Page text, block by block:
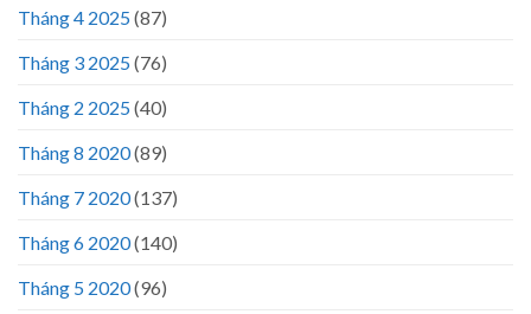
Tháng 4 2025(87)
Tháng 3 2025(76)
Tháng 2 2025(40)
Tháng 8 2020(89)
Tháng 7 2020(137)
Tháng 6 2020(140)
Tháng 5 2020(96)